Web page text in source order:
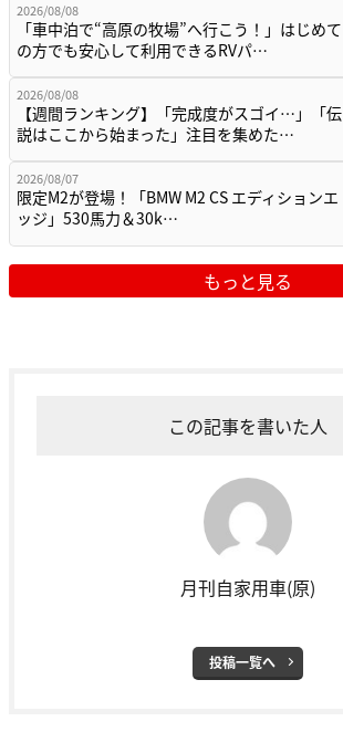
2026/08/08
「車中泊で“高原の牧場”へ行こう！」はじめて
の方でも安心して利用できるRVパ…
2026/08/08
【週間ランキング】「完成度がスゴイ…」「伝
説はここから始まった」注目を集めた…
2026/08/07
限定M2が登場！「BMW M2 CS エディションエ
ッジ」530馬力＆30k…
もっと見る
この記事を書いた人
月刊自家用車(原)
投稿一覧へ